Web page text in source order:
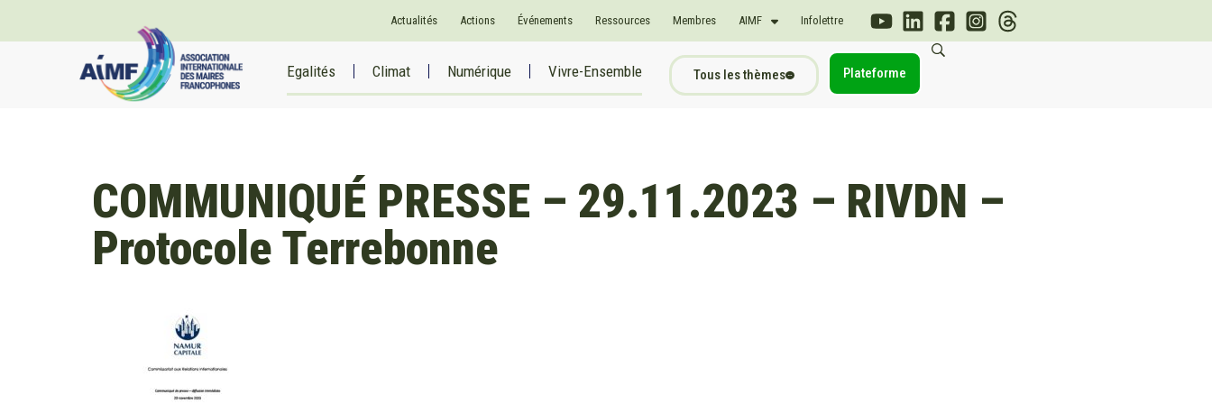
Actualités Actions Événements Ressources Membres AIMF Infolettre
Egalités Climat Numérique Vivre-Ensemble Tous les thèmes Plateforme
COMMUNIQUÉ PRESSE – 29.11.2023 – RIVDN –
Protocole Terrebonne